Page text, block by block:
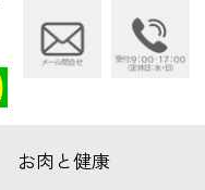
お肉と健康